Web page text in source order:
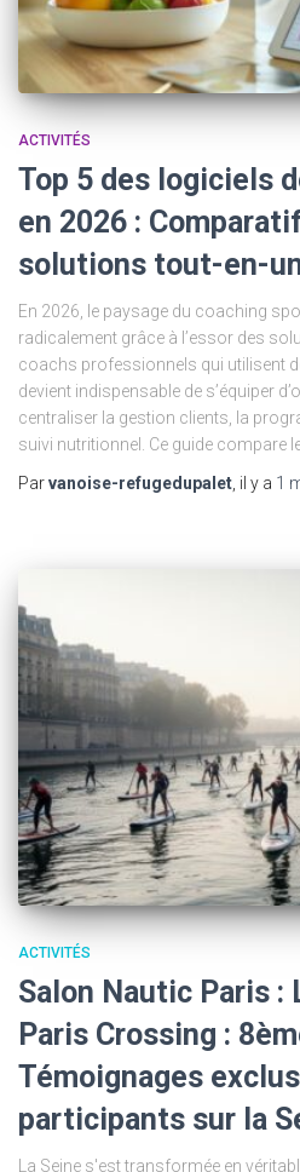
ACTIVITÉS
Top 5 des logiciels
en 2026 :
solutions tout-en-
En 2026, le paysage du coaching
radicalement grâce à l’essor des
coachs professionnels qui utilisent
devient indispensable de s’équiper
centraliser la gestion clients, la
suivi nutritionnel. Ce guide compare
Parvanoise-refugedupalet , il y a 1
ACTIVITÉS
Salon Nautic Paris :
Paris Crossing :
Témoignages
participants sur la
La Seine s'est transformée en